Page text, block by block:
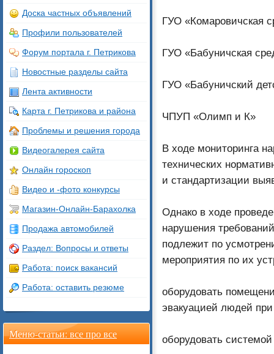
ГУО «Комаровичская
ГУО «Бабуничская
ГУО «Бабуничский
ЧПУП «Олимп и К»
В ходе мониторинга
технических
и стандартизации
Однако в ходе
нарушения
подлежит по
мероприятия по их
оборудовать
эвакуацией людей
оборудовать
Доска частных объявлений
Профили пользователей
Форум портала г. Петрикова
Новостные разделы сайта
Лента активности
Карта г. Петрикова и района
Проблемы и решения города
Видеогалерея сайта
Онлайн гороскоп
Видео и -фото конкурсы
Магазин-Онлайн-Барахолка
Продажа автомобилей
Раздел: Вопросы и ответы
Работа: поиск вакансий
Работа: оставить резюме
Меню-статьи: все про все